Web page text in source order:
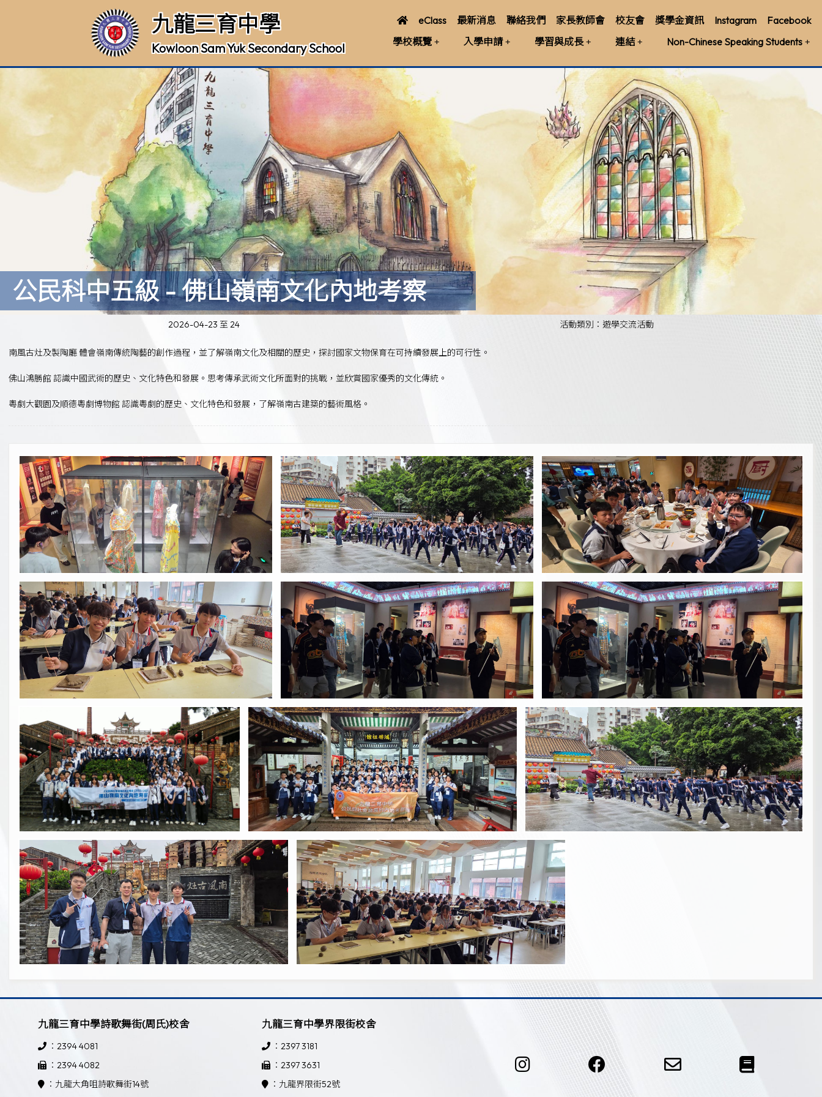
九龍三育中學
Kowloon Sam Yuk Secondary School
eClass 最新消息 聯絡我們 家長教師會 校友會 獎學金資訊 Instagram
Facebook
學校概覽
入學申請 學習與成長 連結 Non-Chinese Speaking Students
公民科中五級 - 佛山嶺南文化內地考察
2026-04-23 至 24 活動類別：遊學交流活動
南風古灶及製陶廳 體會嶺南傳統陶藝的創作過程，並了解嶺南文化及相關的歷史，探討國家文物保育在可持續發展上的可行性。
佛山鴻勝館 認識中國武術的歷史、文化特色和發展。思考傳承武術文化所面對的挑戰，並欣賞國家優秀的文化傳統。
粵劇大觀園及順德粵劇博物館 認識粵劇的歷史、文化特色和發展，了解嶺南古建築的藝術風格。
九龍三育中學詩歌舞街(周氏)校舍
：2394 4081
：2394 4082
：九龍大角咀詩歌舞街14號
九龍三育中學界限街校舍
：2397 3181
：2397 3631
：九龍界限街52號